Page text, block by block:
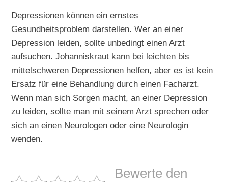
Depressionen können ein ernstes
Gesundheitsproblem darstellen. Wer an einer
Depression leiden, sollte unbedingt einen Arzt
aufsuchen. Johanniskraut kann bei leichten bis
mittelschweren Depressionen helfen, aber es ist kein
Ersatz für eine Behandlung durch einen Facharzt.
Wenn man sich Sorgen macht, an einer Depression
zu leiden, sollte man mit seinem Arzt sprechen oder
sich an einen Neurologen oder eine Neurologin
wenden.
Bewerte den